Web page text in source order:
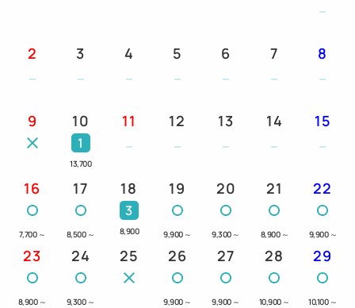
・徳島城公園：徒歩約15分
・大塚国際美術館：車で約35分
【スポーツ観戦・コンサートでのご宿泊にも便利】
・ポカリスエットスタジアム：車で約30分
・JAバンク徳島スタジアム：車で約10分
・あわぎんホール：徒歩5分
・アスティ徳島：車で約10分
2 3 4 5 6 7 8
9 10
1
13,700
11 12 13 14 15
16
7,700 ～
17
8,500 ～
18
3
8,900
19
9,900 ～
20
9,300 ～
21
8,900 ～
22
9,900 ～
23
8,900 ～
24
9,300 ～
25 26
9,900 ～
27
9,900 ～
28
10,900 ～
29
10,100 ～